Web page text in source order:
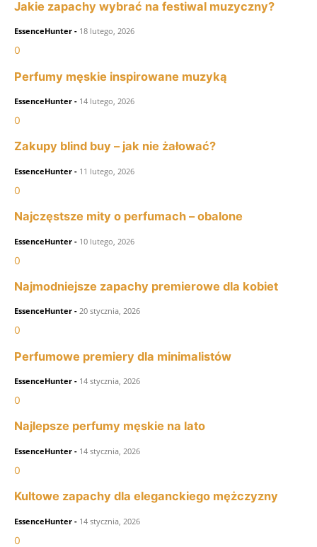
Jakie zapachy wybrać na festiwal muzyczny?
EssenceHunter - 18 lutego, 2026
0
Perfumy męskie inspirowane muzyką
EssenceHunter - 14 lutego, 2026
0
Zakupy blind buy – jak nie żałować?
EssenceHunter - 11 lutego, 2026
0
Najczęstsze mity o perfumach – obalone
EssenceHunter - 10 lutego, 2026
0
Najmodniejsze zapachy premierowe dla kobiet
EssenceHunter - 20 stycznia, 2026
0
Perfumowe premiery dla minimalistów
EssenceHunter - 14 stycznia, 2026
0
Najlepsze perfumy męskie na lato
EssenceHunter - 14 stycznia, 2026
0
Kultowe zapachy dla eleganckiego mężczyzny
EssenceHunter - 14 stycznia, 2026
0